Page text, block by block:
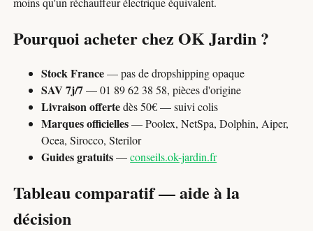
Pourquoi acheter chez OK Jardin ?
Stock France— pas de dropshipping opaque
SAV 7j/7— 01 89 62 38 58, pièces d'origine
Livraison offertedès 50€ — suivi colis
Marques officielles— Poolex, NetSpa, Dolphin, Aiper,
Ocea, Sirocco, Sterilor
Guides gratuits—conseils.ok-jardin.fr
Tableau comparatif — aide à la
décision